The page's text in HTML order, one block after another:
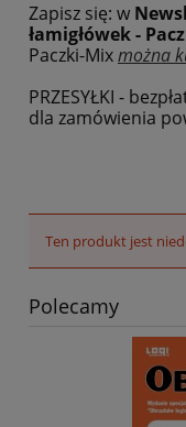
Zapisz się: w
łamigłówek -
Paczki-Mixmożna
PRZESYŁKI -
dla zamówienia
Ten produkt jest
Polecamy